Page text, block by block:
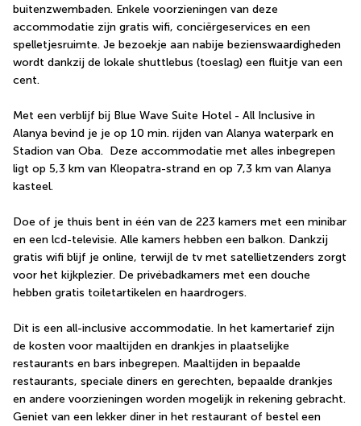
buitenzwembaden. Enkele voorzieningen van deze
accommodatie zijn gratis wifi, conciërgeservices en een
spelletjesruimte. Je bezoekje aan nabije bezienswaardigheden
wordt dankzij de lokale shuttlebus (toeslag) een fluitje van een
cent.
Met een verblijf bij Blue Wave Suite Hotel - All Inclusive in
Alanya bevind je je op 10 min. rijden van Alanya waterpark en
Stadion van Oba.  Deze accommodatie met alles inbegrepen
ligt op 5,3 km van Kleopatra-strand en op 7,3 km van Alanya
kasteel.
Doe of je thuis bent in één van de 223 kamers met een minibar
en een lcd-televisie. Alle kamers hebben een balkon. Dankzij
gratis wifi blijf je online, terwijl de tv met satellietzenders zorgt
voor het kijkplezier. De privébadkamers met een douche
hebben gratis toiletartikelen en haardrogers.
Dit is een all-inclusive accommodatie. In het kamertarief zijn
de kosten voor maaltijden en drankjes in plaatselijke
restaurants en bars inbegrepen. Maaltijden in bepaalde
restaurants, speciale diners en gerechten, bepaalde drankjes
en andere voorzieningen worden mogelijk in rekening gebracht.
Geniet van een lekker diner in het restaurant of bestel een